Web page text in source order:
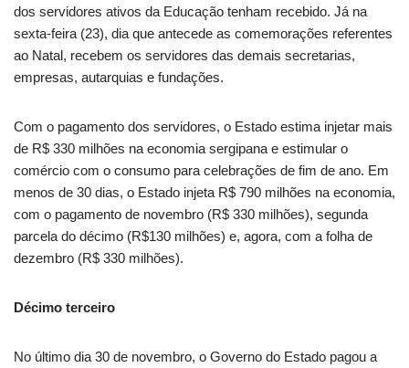
dos servidores ativos da Educação tenham recebido. Já na
sexta-feira (23), dia que antecede as comemorações referentes
ao Natal, recebem os servidores das demais secretarias,
empresas, autarquias e fundações.
Com o pagamento dos servidores, o Estado estima injetar mais
de R$ 330 milhões na economia sergipana e estimular o
comércio com o consumo para celebrações de fim de ano. Em
menos de 30 dias, o Estado injeta R$ 790 milhões na economia,
com o pagamento de novembro (R$ 330 milhões), segunda
parcela do décimo (R$130 milhões) e, agora, com a folha de
dezembro (R$ 330 milhões).
Décimo terceiro
No último dia 30 de novembro, o Governo do Estado pagou a